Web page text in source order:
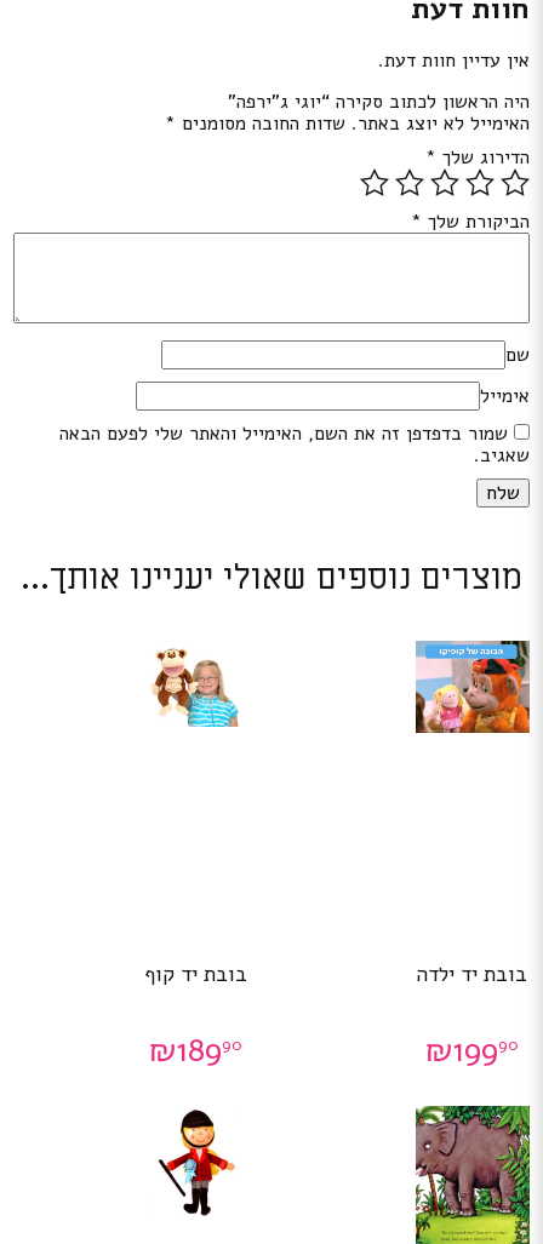
חוות דעת
אין עדיין חוות דעת.
היה הראשון לכתוב סקירה “יוגי ג”ירפה”
האימייל לא יוצג באתר. שדות החובה מסומנים *
הדירוג שלך *
הביקורת שלך *
שם
אימייל
שמור בדפדפן זה את השם, האימייל והאתר שלי לפעם הבאה
שאגיב.
מוצרים נוספים שאולי יעניינו אותך...
בובת יד ילדה
₪19990
בובת יד קוף
₪18990